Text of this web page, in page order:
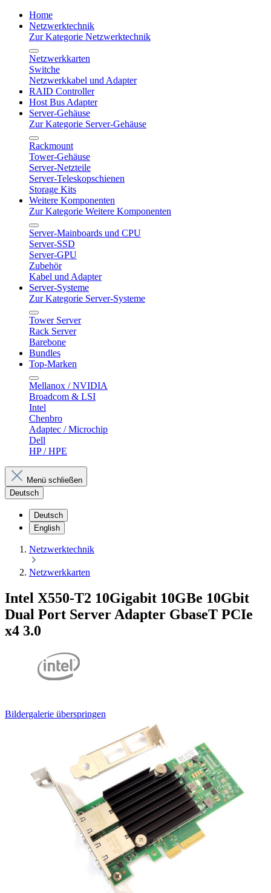
Home
Netzwerktechnik
Zur Kategorie Netzwerktechnik
Netzwerkkarten
Switche
Netzwerkkabel und Adapter
RAID Controller
Host Bus Adapter
Server-Gehäuse
Zur Kategorie Server-Gehäuse
Rackmount
Tower-Gehäuse
Server-Netzteile
Server-Teleskopschienen
Storage Kits
Weitere Komponenten
Zur Kategorie Weitere Komponenten
Server-Mainboards und CPU
Server-SSD
Server-GPU
Zubehör
Kabel und Adapter
Server-Systeme
Zur Kategorie Server-Systeme
Tower Server
Rack Server
Barebone
Bundles
Top-Marken
Mellanox / NVIDIA
Broadcom & LSI
Intel
Chenbro
Adaptec / Microchip
Dell
HP / HPE
Menü schließen
Deutsch
Deutsch
English
Netzwerktechnik
Netzwerkkarten
Intel X550-T2 10Gigabit 10GBe 10Gbit
Dual Port Server Adapter GbaseT PCIe
x4 3.0
Bildergalerie überspringen